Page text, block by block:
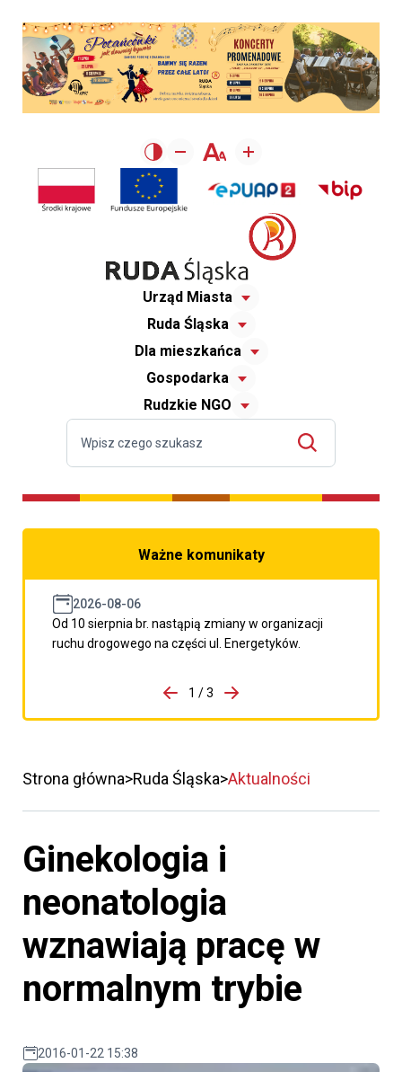
Urząd Miasta
Ruda Śląska
Dla mieszkańca
Gospodarka
Rudzkie NGO
Ważne komunikaty
2026-08-06
Od 10 sierpnia br. nastąpią zmiany w organizacji
ruchu drogowego na części ul. Energetyków.
porzpedniego komunikatu
1 / 3
Przejdź do następnego
Strona główna Ruda Śląska Aktualności
Ginekologia i
neonatologia
wznawiają pracę w
normalnym trybie
2016-01-22 15:38